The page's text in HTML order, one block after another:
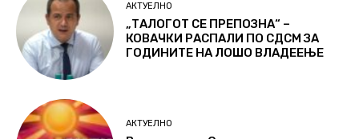
АКТУЕЛНО
„ТАЛОГОТ СЕ ПРЕПОЗНА“ –
КОВАЧКИ РАСПАЛИ ПО СДСМ ЗА
ГОДИНИТЕ НА ЛОШО ВЛАДЕЕЊЕ
АКТУЕЛНО